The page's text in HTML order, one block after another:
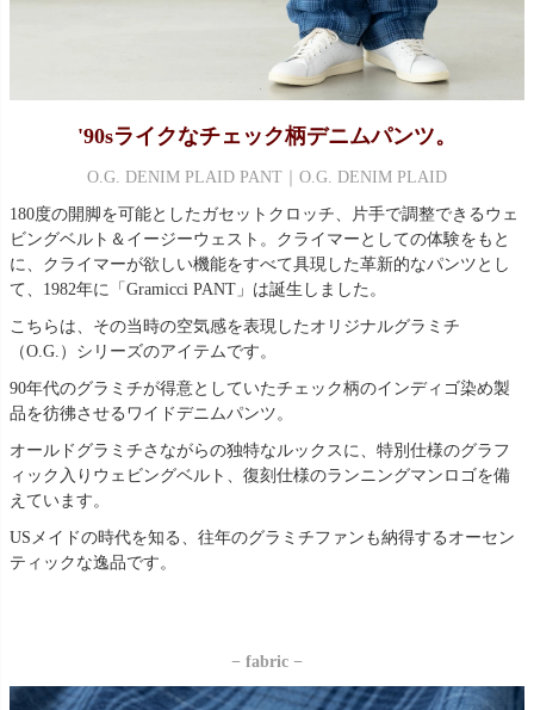
'90sライクなチェック柄デニムパンツ。
O.G. DENIM PLAID PANT｜O.G. DENIM PLAID
180度の開脚を可能としたガセットクロッチ、片手で調整できるウェ
ビングベルト＆イージーウェスト。クライマーとしての体験をもと
に、クライマーが欲しい機能をすべて具現した革新的なパンツとし
て、1982年に「Gramicci PANT」は誕生しました。
こちらは、その当時の空気感を表現したオリジナルグラミチ
（O.G.）シリーズのアイテムです。
90年代のグラミチが得意としていたチェック柄のインディゴ染め製
品を彷彿させるワイドデニムパンツ。
オールドグラミチさながらの独特なルックスに、特別仕様のグラフ
ィック入りウェビングベルト、復刻仕様のランニングマンロゴを備
えています。
USメイドの時代を知る、往年のグラミチファンも納得するオーセン
ティックな逸品です。
− fabric −